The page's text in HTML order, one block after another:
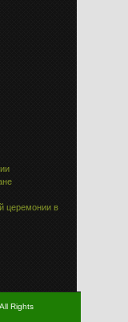
церемонии в
Rights